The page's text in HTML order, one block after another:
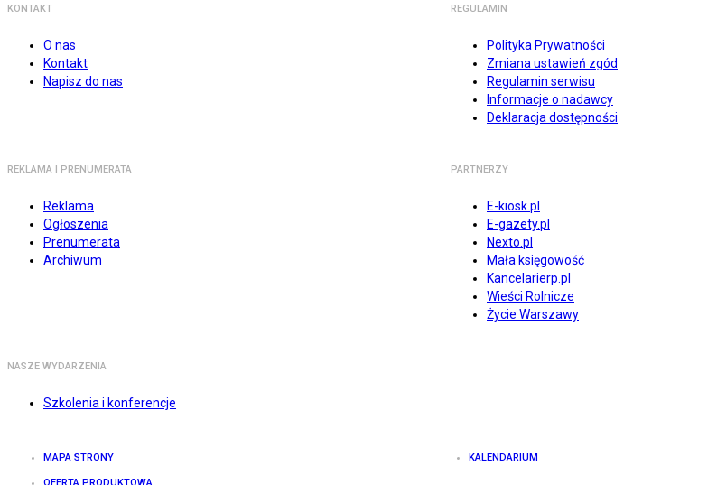
KONTAKT
O nas
Kontakt
Napisz do nas
REGULAMIN
Polityka Prywatności
Zmiana ustawień zgód
Regulamin serwisu
Informacje o nadawcy
Deklaracja dostępności
REKLAMA I PRENUMERATA
Reklama
Ogłoszenia
Prenumerata
Archiwum
PARTNERZY
E-kiosk.pl
E-gazety.pl
Nexto.pl
Mała księgowość
Kancelarierp.pl
Wieści Rolnicze
Życie Warszawy
NASZE WYDARZENIA
Szkolenia i konferencje
MAPA STRONY KALENDARIUM